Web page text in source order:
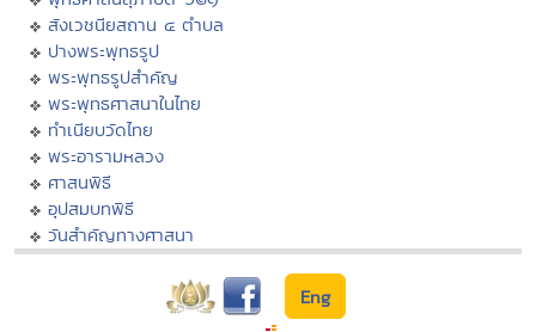
สังเวชนียสถาน ๔ ตำบล
ปางพระพุทธรูป
พระพุทธรูปสำคัญ
พระพุทธศาสนาในไทย
ทำเนียบวัดไทย
พระอารามหลวง
ศาสนพิธี
อุปสมบทพิธี
วันสำคัญทางศาสนา
Eng